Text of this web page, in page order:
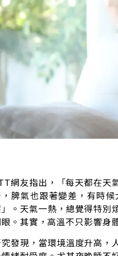
網友指出，「每天都在天
脾氣也跟著變差，有時
。天氣一熱，總覺得特別
。其實，高溫不只影響身
發現，當環境溫度升高，